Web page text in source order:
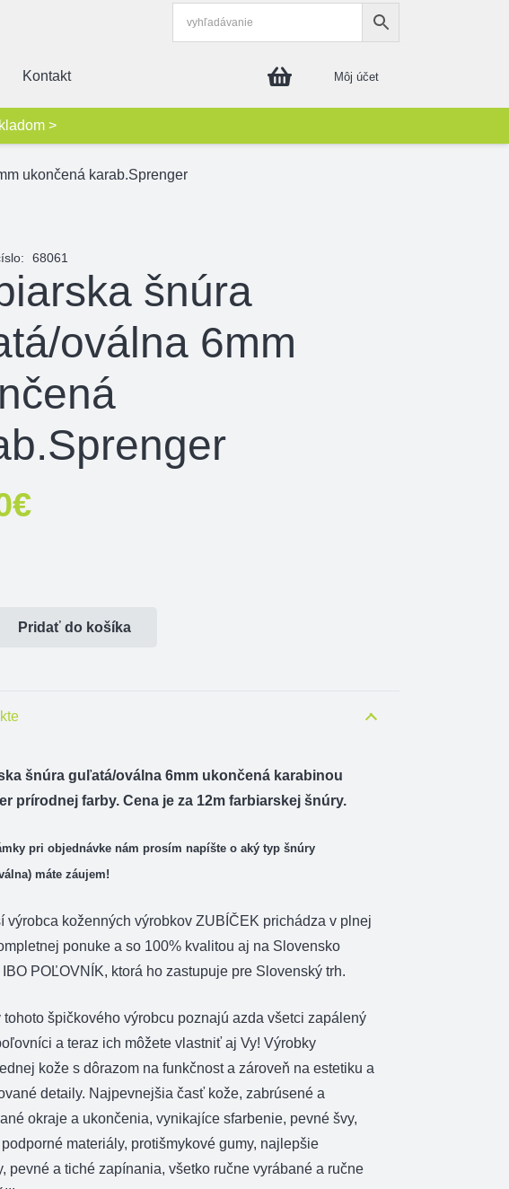
Kontakt Môj účet
>
ukončená karab.Sprenger
68061
šnúra
oválna 6mm
€
Pridať do košíka
šnúra guľatá/oválna 6mm ukončená karabinou
prírodnej farby. Cena je za 12m farbiarskej šnúry.
pri objednávke nám prosím napíšte o aký typ šnúry
máte záujem!
výrobca koženných výrobkov ZUBÍČEK prichádza v plnej
ponuke a so 100% kvalitou aj na Slovensko
POĽOVNÍK, ktorá ho zastupuje pre Slovenský trh.
tohoto špičkového výrobcu poznajú azda všetci zapálený
a teraz ich môžete vlastniť aj Vy! Výrobky
kože s dôrazom na funkčnost a zároveň na estetiku a
detaily. Najpevnejšia časť kože, zabrúsené a
okraje a ukončenia, vynikajíce sfarbenie, pevné švy,
materiály, protišmykové gumy, najlepšie
pevné a tiché zapínania, všetko ručne vyrábané a ručne